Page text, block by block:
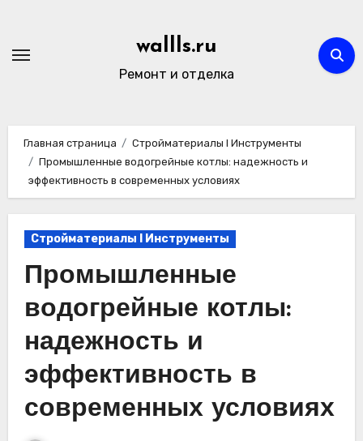
содержимому
wallls.ru
Ремонт и отделка
Главная страница
Стройматериалы l Инструменты
Промышленные водогрейные котлы: надежность и
эффективность в современных условиях
Стройматериалы l Инструменты
Промышленные
водогрейные котлы:
надежность и
эффективность в
современных условиях